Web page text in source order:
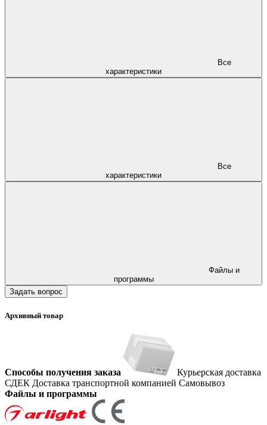
характеристики
характеристики
программы
Задать вопрос
Архивный товар
Способы получения заказа
Курьерская доставка
СДЕК Доставка транспортной компанией Самовывоз
Файлы и программы